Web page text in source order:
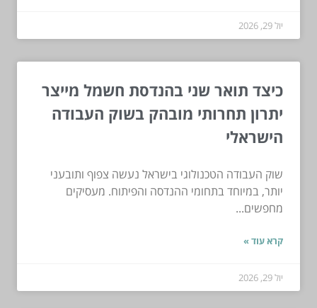
יול 29, 2026
כיצד תואר שני בהנדסת חשמל מייצר
יתרון תחרותי מובהק בשוק העבודה
הישראלי
שוק העבודה הטכנולוגי בישראל נעשה צפוף ותובעני
יותר, במיוחד בתחומי ההנדסה והפיתוח. מעסיקים
מחפשים...
קרא עוד »
יול 29, 2026